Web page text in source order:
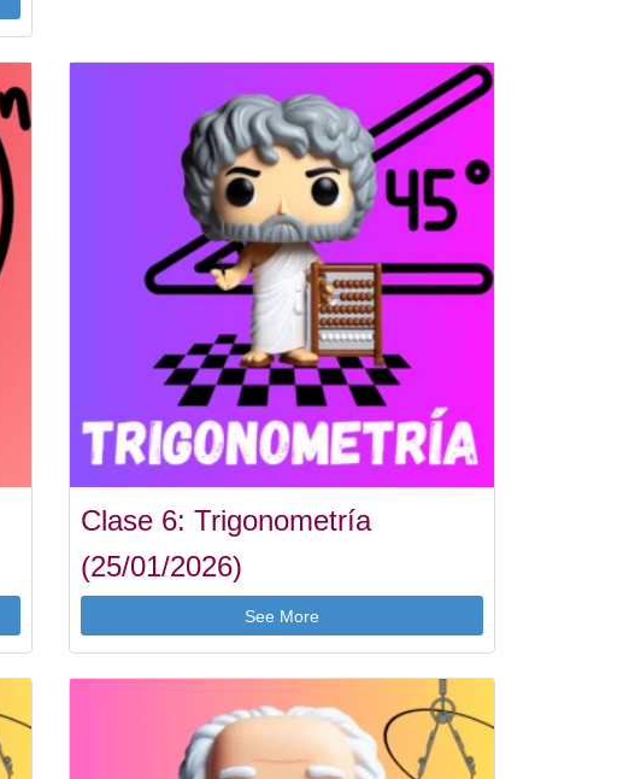
Clase 6: Trigonometría
(25/01/2026)
See More